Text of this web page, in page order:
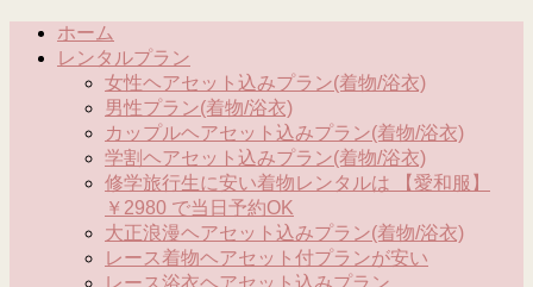
ホーム
レンタルプラン
女性ヘアセット込みプラン(着物/浴衣)
男性プラン(着物/浴衣)
カップルヘアセット込みプラン(着物/浴衣)
学割ヘアセット込みプラン(着物/浴衣)
修学旅行生に安い着物レンタルは 【愛和服】
￥2980 で当日予約OK
大正浪漫ヘアセット込みプラン(着物/浴衣)
レース着物ヘアセット付プランが安い
レース浴衣ヘアセット込みプラン